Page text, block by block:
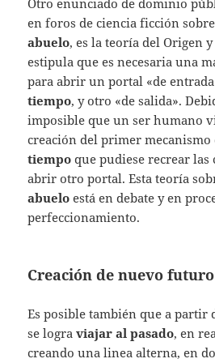
Otro enunciado de dominio
en foros de ciencia ficción
abuelo, es la teoría del Origen
estipula que es necesaria una
para abrir un portal «de
tiempo, y otro «de salida».
imposible que un ser humano
creación del primer
tiempo que pudiese recrear las
abrir otro portal. Esta teoría
abuelo está en debate y en
perfeccionamiento.
Creación de nuevo futuro
Es posible también que a partir
se lograviajar al pasado, en
creando una linea alterna, en